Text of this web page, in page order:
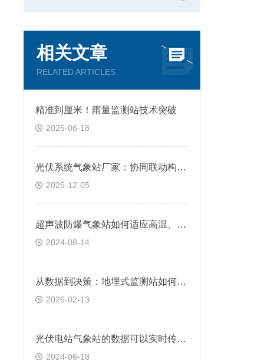
相关文章
RELATED ARTICLES
精准到厘米！雨量监测站技术突破
2025-06-18
光伏系统气象站厂家：协同联动构建运维闭环
2025-12-05
超声波防爆气象站如何适应高温、高湿的特殊环境
2024-08-14
从数据到决策：地埋式监测站如何赋能城市水务管理
2026-02-13
光伏电站气象站的数据可以实时传输到远程监控中心吗
2024-06-18